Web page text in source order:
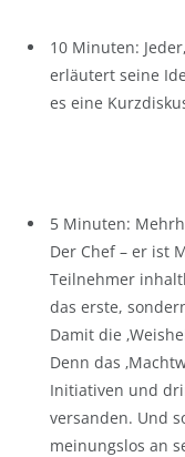
10 Minuten:
erläutert seine
es eine
5 Minuten:
Der Chef – er ist
Teilnehmer
das erste,
Damit die
Denn das
Initiativen und
versanden. Und
meinungslos an